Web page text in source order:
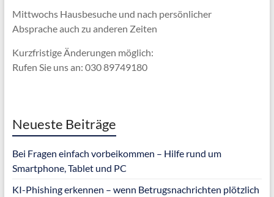
Mittwochs Hausbesuche und nach persönlicher
Abspracheauch zu anderen Zeiten
Kurzfristige Änderungen möglich:
Rufen Sie uns an: 030 89749180
Neueste Beiträge
Bei Fragen einfach vorbeikommen – Hilfe rund um
Smartphone, Tablet und PC
KI-Phishing erkennen – wenn Betrugsnachrichten plötzlich